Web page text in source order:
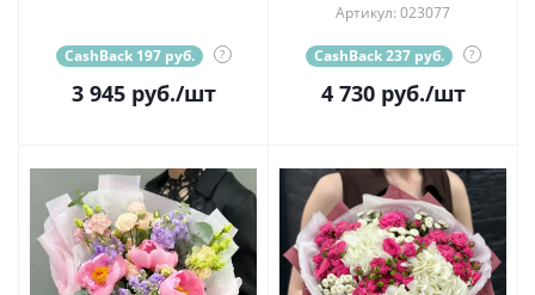
CashBack 197 руб. ?
3 945руб./шт
Артикул: 023077
CashBack 237 руб. ?
4 730руб./шт